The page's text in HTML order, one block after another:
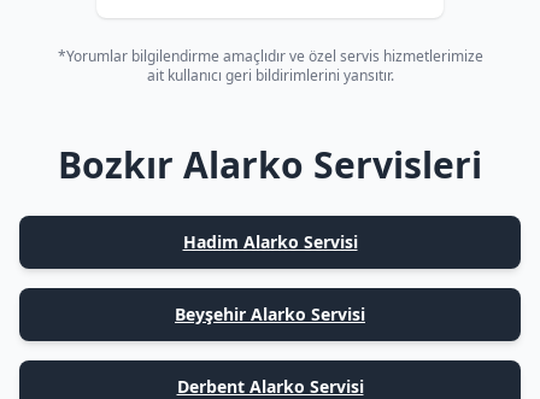
*Yorumlar bilgilendirme amaçlıdır ve özel servis hizmetlerimize
ait kullanıcı geri bildirimlerini yansıtır.
Bozkır Alarko Servisleri
Hadim Alarko Servisi
Beyşehir Alarko Servisi
Derbent Alarko Servisi